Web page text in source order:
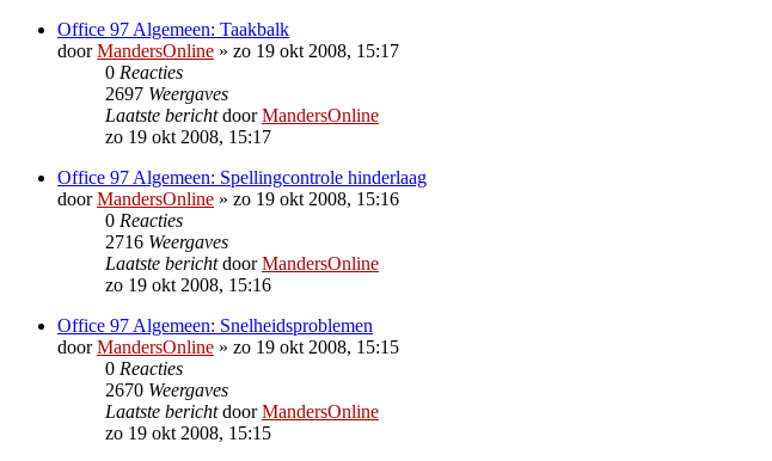
Office 97 Algemeen: Taakbalk
doorMandersOnline » zo 19 okt 2008, 15:17
0 Reacties
2697 Weergaves
Laatste berichtdoorMandersOnline
zo 19 okt 2008, 15:17
Office 97 Algemeen: Spellingcontrole hinderlaag
doorMandersOnline » zo 19 okt 2008, 15:16
0 Reacties
2716 Weergaves
Laatste berichtdoorMandersOnline
zo 19 okt 2008, 15:16
Office 97 Algemeen: Snelheidsproblemen
doorMandersOnline » zo 19 okt 2008, 15:15
0 Reacties
2670 Weergaves
Laatste berichtdoorMandersOnline
zo 19 okt 2008, 15:15